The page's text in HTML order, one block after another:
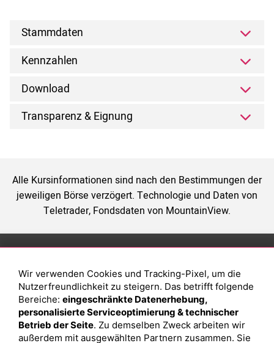
Stammdaten
Kennzahlen
Download
Transparenz & Eignung
Alle Kursinformationen sind nach den Bestimmungen der
jeweiligen Börse verzögert. Technologie und Daten von
Teletrader, Fondsdaten von MountainView.
Depot eröffnen
Depot vergleichen
Junior Depot
Top-Seller-Fonds
Was sind sind ETFs?
Sparplan Vorteile
Was ist ein Fonds?
Wir verwenden Cookies und Tracking-Pixel, um die
Nutzerfreundlichkeit zu steigern. Das betrifft folgende
Bereiche: eingeschränkte Datenerhebung,
personalisierte Serviceoptimierung & technischer
Betrieb der Seite. Zu demselben Zweck arbeiten wir
außerdem mit ausgewählten Partnern zusammen. Sie